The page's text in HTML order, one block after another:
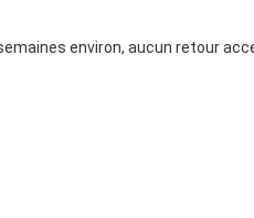
environ, aucun retour